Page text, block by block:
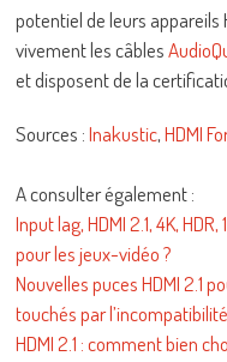
potentiel de leurs appareils
vivement les câbles
et disposent de la
Sources :Inakustic,HDMI
A consulter également :
Input lag, HDMI 2.1, 4K,
pour les jeux-vidéo ?
Nouvelles puces HDMI 2.1
touchés par
HDMI 2.1 : comment bien